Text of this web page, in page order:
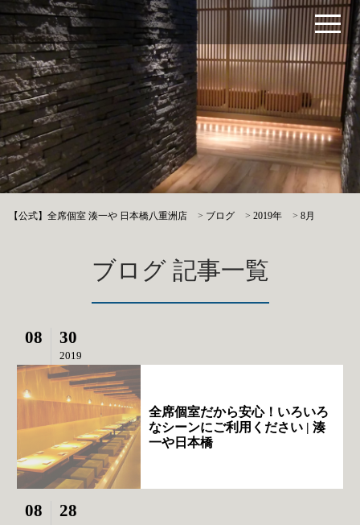
【公式】全席個室 湊一や 日本橋八重洲店 > ブログ >2019年 >8月
ブログ 記事一覧
08 30
2019
全席個室だから安心！いろいろ
なシーンにご利用ください | 湊
一や日本橋
08 28